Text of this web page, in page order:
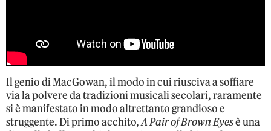
Il genio di MacGowan, il modo in cui riusciva a soffiare
via la polvere da tradizioni musicali secolari, raramente
si è manifestato in modo altrettanto grandioso e
struggente. Di primo acchito,A Pair of Brown Eyesè una